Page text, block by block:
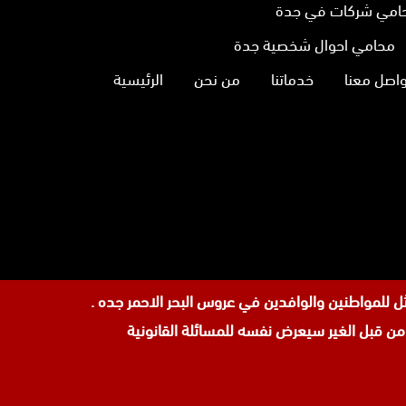
شركات في جدة
محامي احوال شخصية جدة
معنا خدماتنا من نحن الرئيسية
الغير سيعرض نفسه للمسائلة القانونية